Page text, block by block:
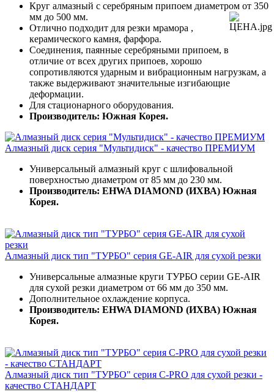
Круг алмазный с серебряным припоем диаметром от 350
мм до 500 мм.
Отлично подходит для резки мрамора ,
керамического камня, фарфора.
Соединения, паянные серебряными припоем, в
отличие от всех других припоев, хорошо
сопротивляются ударным и вибрационным нагрузкам, а
также выдерживают значительные изгибающие
деформации.
Для стационарного оборудования.
Производитель: Южная Корея.
Алмазный диск серия "Мультидиск" - качество ПРЕМИУМ
Универсальный алмазный круг с шлифовальной
поверхностью диаметром от 85 мм до 230 мм.
Производитель: EHWA DIAMOND (ИХВА) Южная
Корея.
Алмазный диск тип "ТУРБО" серия GE-AIR для сухой резки
Универсальные алмазные круги ТУРБО серии GE-AIR
для сухой резки диаметром от 66 мм до 350 мм.
Дополнительное охлаждение корпуса.
Производитель: EHWA DIAMOND (ИХВА) Южная
Корея.
Алмазный диск тип "ТУРБО" серия C-PRO для сухой резки -
качество СТАНДАРТ